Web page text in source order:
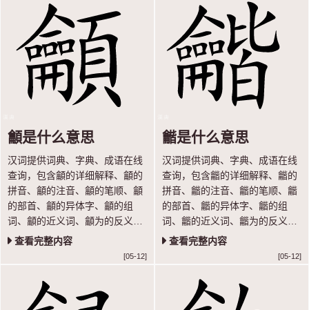
龥是什么意思
汉词提供词典、字典、成语在线
查询，包含龥的详细解释、龥的
拼音、龥的注音、龥的笔顺、龥
的部首、龥的异体字、龥的组
词、龥的近义词、龥为的反义词
等内容，让你轻松学汉语。
查看完整内容
[05-12]
龤是什么意思
汉词提供词典、字典、成语在线
查询，包含龤的详细解释、龤的
拼音、龤的注音、龤的笔顺、龤
的部首、龤的异体字、龤的组
词、龤的近义词、龤为的反义词
等内容，让你轻松学汉语。
查看完整内容
[05-12]